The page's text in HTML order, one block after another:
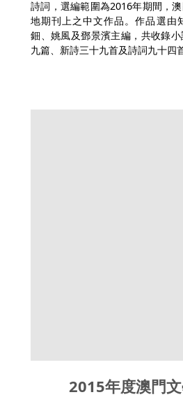
詩詞，選編範圍為2016年期間，
地期刊上之中文作品。作品選由
鈿、姚風及鄧景濱主編，共收錄
九篇、新詩三十九首及詩詞九十四首
2015年度澳門